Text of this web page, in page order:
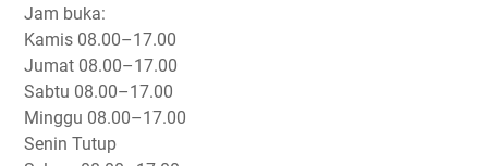
Jam buka:
Kamis 08.00–17.00
Jumat 08.00–17.00
Sabtu 08.00–17.00
Minggu 08.00–17.00
Senin Tutup